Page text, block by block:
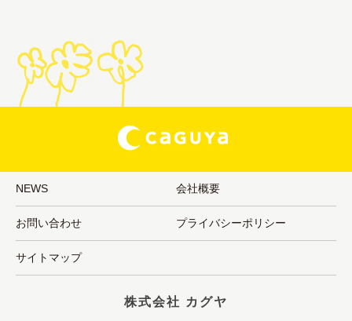
NEWS 会社概要
お問い合わせ プライバシーポリシー
サイトマップ
株式会社 カグヤ